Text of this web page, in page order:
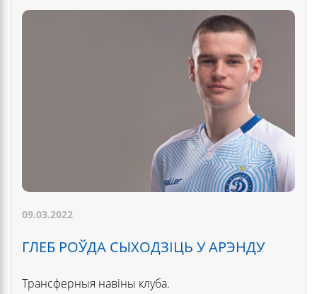
09.03.2022
ГЛЕБ РОЎДА СЫХОДЗІЦЬ У АРЭНДУ
Трансферныя навіны клуба.